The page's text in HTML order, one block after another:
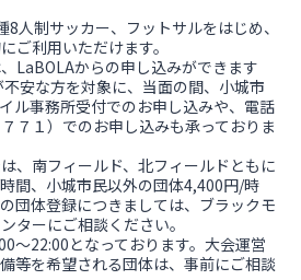
人制サッカー、フットサルをはじめ、
ご利用いただけます。
LaBOLAからの申し込みができます
安な方を対象に、当面の間、小城市
ル事務所受付でのお申し込みや、電話
７１）でのお申し込みも承っておりま
、南フィールド、北フィールドともに
間、小城市民以外の団体4,400円/時
団体登録につきましては、ブラックモ
ターにご相談ください。
〜22:00となっております。大会運営
等を希望される団体は、事前にご相談